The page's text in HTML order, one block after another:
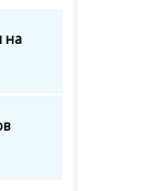
на